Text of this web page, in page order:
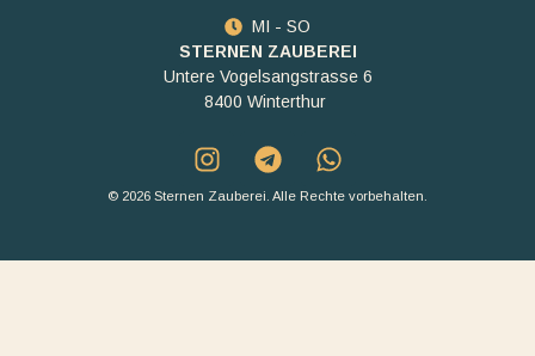
MI - SO
STERNEN ZAUBEREI
Untere Vogelsangstrasse 6
8400 Winterthur
© 2026 Sternen Zauberei. Alle Rechte vorbehalten.